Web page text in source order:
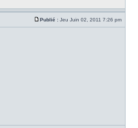
Publié : Jeu Juin 02, 2011 7:26 pm